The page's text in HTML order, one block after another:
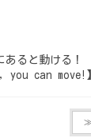
あると動ける
can move!